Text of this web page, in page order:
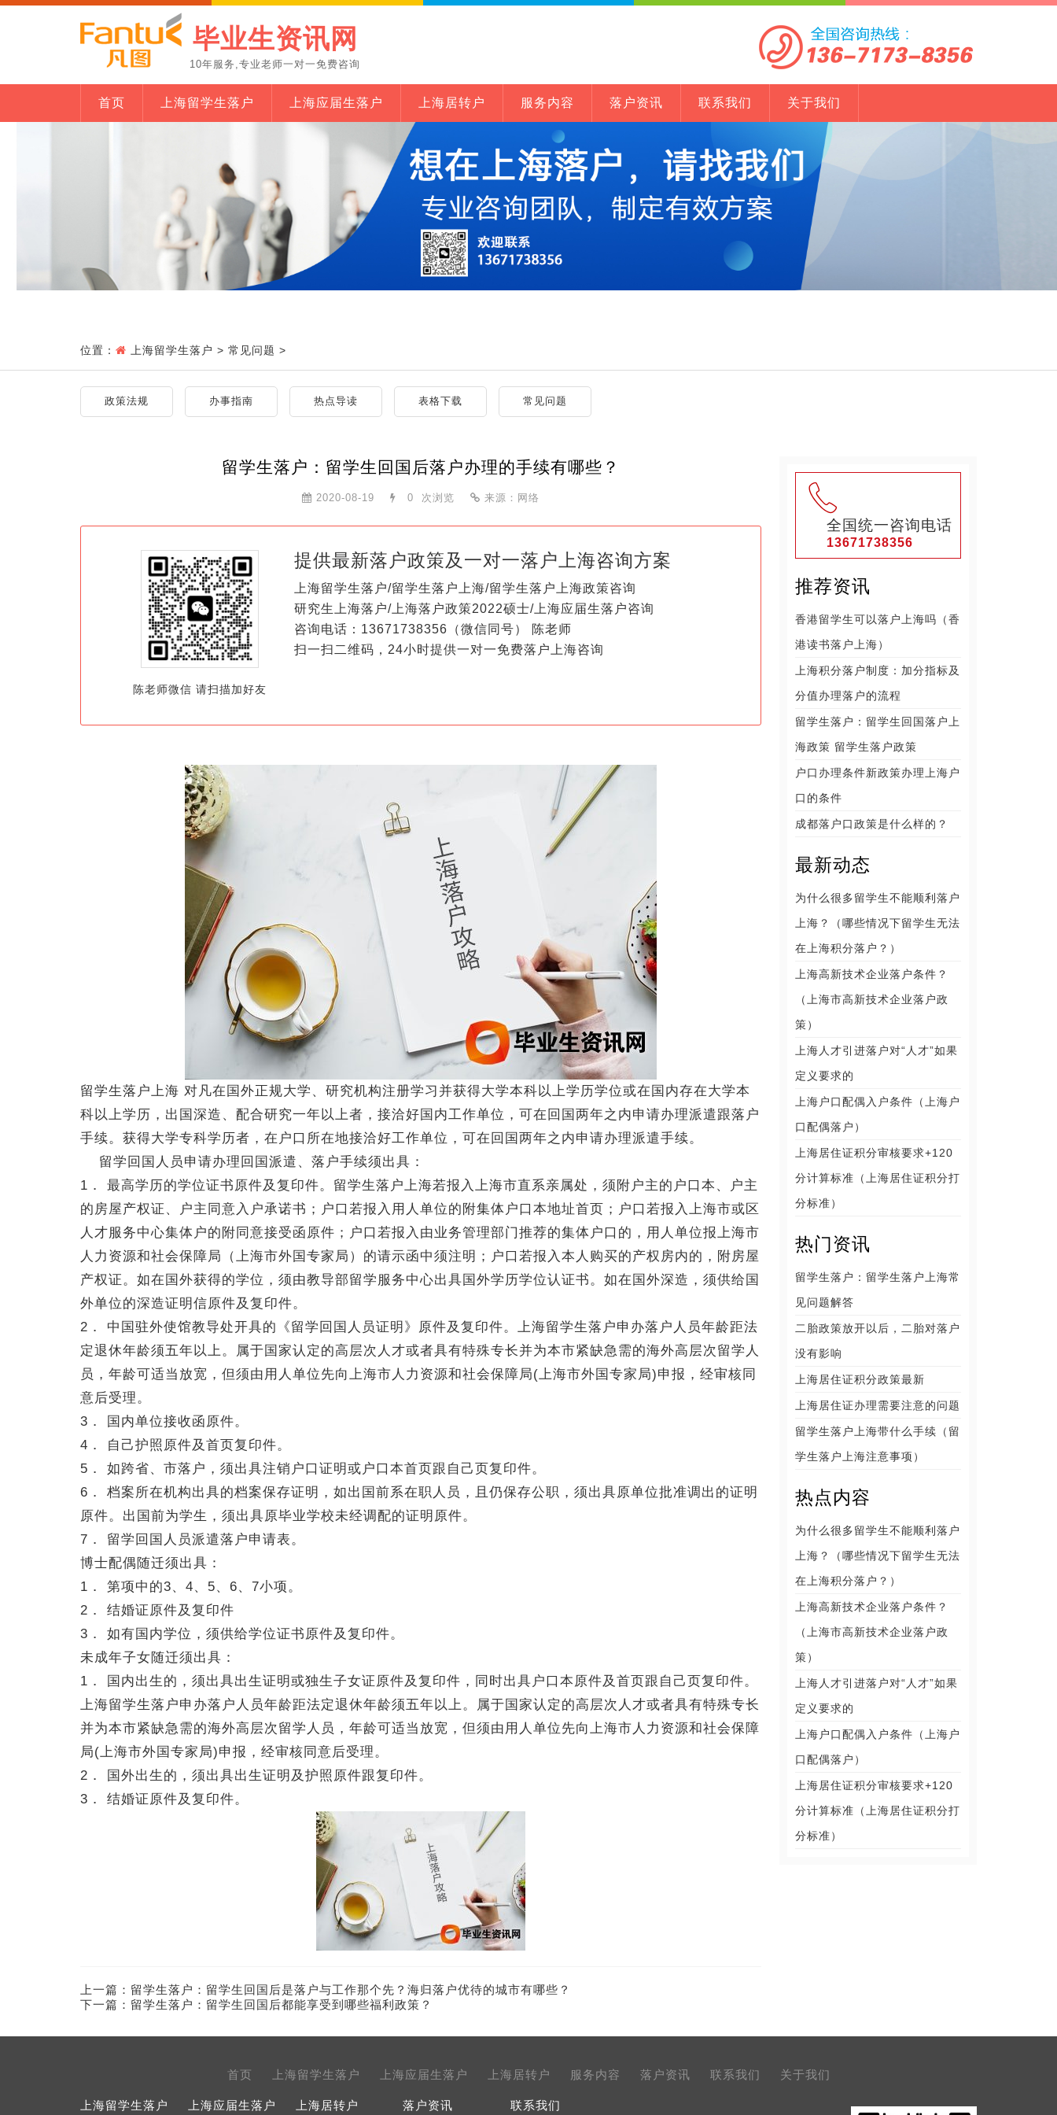
毕业生资讯网
10年服务,专业老师一对一免费咨询
首页 上海留学生落户 上海应届生落户 上海居转户 服务内容 落户资讯 联系我们 关于我们
位置： 上海留学生落户 > 常见问题 >
政策法规 办事指南 热点导读 表格下载 常见问题
留学生落户：留学生回国后落户办理的手续有哪些？
2020-08-19 0 次浏览 来源：网络
陈老师微信 请扫描加好友
提供最新落户政策及一对一落户上海咨询方案
上海留学生落户/留学生落户上海/留学生落户上海政策咨询
研究生上海落户/上海落户政策2022硕士/上海应届生落户咨询
咨询电话：13671738356（微信同号） 陈老师
扫一扫二维码，24小时提供一对一免费落户上海咨询
留学生落户上海 对凡在国外正规大学、研究机构注册学习并获得大学本科以上学历学位或在国内存在大学本
科以上学历，出国深造、配合研究一年以上者，接洽好国内工作单位，可在回国两年之内申请办理派遣跟落户
手续。获得大学专科学历者，在户口所在地接洽好工作单位，可在回国两年之内申请办理派遣手续。
留学回国人员申请办理回国派遣、落户手续须出具：
1． 最高学历的学位证书原件及复印件。留学生落户上海若报入上海市直系亲属处，须附户主的户口本、户主
的房屋产权证、户主同意入户承诺书；户口若报入用人单位的附集体户口本地址首页；户口若报入上海市或区
人才服务中心集体户的附同意接受函原件；户口若报入由业务管理部门推荐的集体户口的，用人单位报上海市
人力资源和社会保障局（上海市外国专家局）的请示函中须注明；户口若报入本人购买的产权房内的，附房屋
产权证。如在国外获得的学位，须由教导部留学服务中心出具国外学历学位认证书。如在国外深造，须供给国
外单位的深造证明信原件及复印件。
2． 中国驻外使馆教导处开具的《留学回国人员证明》原件及复印件。上海留学生落户申办落户人员年龄距法
定退休年龄须五年以上。属于国家认定的高层次人才或者具有特殊专长并为本市紧缺急需的海外高层次留学人
员，年龄可适当放宽，但须由用人单位先向上海市人力资源和社会保障局(上海市外国专家局)申报，经审核同
意后受理。
3． 国内单位接收函原件。
4． 自己护照原件及首页复印件。
5． 如跨省、市落户，须出具注销户口证明或户口本首页跟自己页复印件。
6． 档案所在机构出具的档案保存证明，如出国前系在职人员，且仍保存公职，须出具原单位批准调出的证明
原件。出国前为学生，须出具原毕业学校未经调配的证明原件。
7． 留学回国人员派遣落户申请表。
博士配偶随迁须出具：
1． 第项中的3、4、5、6、7小项。
2． 结婚证原件及复印件
3． 如有国内学位，须供给学位证书原件及复印件。
未成年子女随迁须出具：
1． 国内出生的，须出具出生证明或独生子女证原件及复印件，同时出具户口本原件及首页跟自己页复印件。
上海留学生落户申办落户人员年龄距法定退休年龄须五年以上。属于国家认定的高层次人才或者具有特殊专长
并为本市紧缺急需的海外高层次留学人员，年龄可适当放宽，但须由用人单位先向上海市人力资源和社会保障
局(上海市外国专家局)申报，经审核同意后受理。
2． 国外出生的，须出具出生证明及护照原件跟复印件。
3． 结婚证原件及复印件。
上一篇： 留学生落户：留学生回国后是落户与工作那个先？海归落户优待的城市有哪些？
下一篇： 留学生落户：留学生回国后都能享受到哪些福利政策？
全国统一咨询电话
13671738356
推荐资讯
香港留学生可以落户上海吗（香
港读书落户上海）
上海积分落户制度：加分指标及
分值办理落户的流程
留学生落户：留学生回国落户上
海政策 留学生落户政策
户口办理条件新政策办理上海户
口的条件
成都落户口政策是什么样的？
最新动态
为什么很多留学生不能顺利落户
上海？（哪些情况下留学生无法
在上海积分落户？）
上海高新技术企业落户条件？
（上海市高新技术企业落户政
策）
上海人才引进落户对“人才”如果
定义要求的
上海户口配偶入户条件（上海户
口配偶落户）
上海居住证积分审核要求+120
分计算标准（上海居住证积分打
分标准）
热门资讯
留学生落户：留学生落户上海常
见问题解答
二胎政策放开以后，二胎对落户
没有影响
上海居住证积分政策最新
上海居住证办理需要注意的问题
留学生落户上海带什么手续（留
学生落户上海注意事项）
热点内容
为什么很多留学生不能顺利落户
上海？（哪些情况下留学生无法
在上海积分落户？）
上海高新技术企业落户条件？
（上海市高新技术企业落户政
策）
上海人才引进落户对“人才”如果
定义要求的
上海户口配偶入户条件（上海户
口配偶落户）
上海居住证积分审核要求+120
分计算标准（上海居住证积分打
分标准）
首页 上海留学生落户 上海应届生落户 上海居转户 服务内容 落户资讯 联系我们 关于我们
上海留学生落户 上海应届生落户 上海居转户 落户资讯 联系我们